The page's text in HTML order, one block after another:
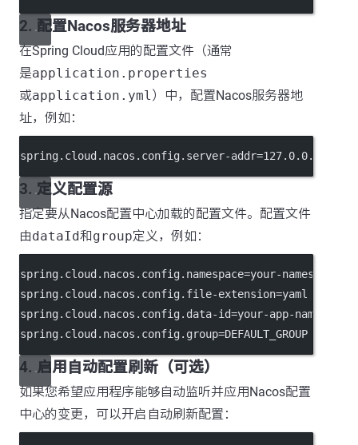
2. 配置Nacos服务器地址
在Spring Cloud应用的配置文件（通常
是application.properties
或application.yml）中，配置Nacos服务器地
址，例如：
spring.cloud.nacos.config.server-addr=127.0.0.1:8848
3. 定义配置源
指定要从Nacos配置中心加载的配置文件。配置文件
由dataId和group定义，例如：
spring.cloud.nacos.config.namespace=your-namespace-id
spring.cloud.nacos.config.file-extension=yaml
spring.cloud.nacos.config.data-id=your-app-name
spring.cloud.nacos.config.group=DEFAULT_GROUP
4. 启用自动配置刷新（可选）
如果您希望应用程序能够自动监听并应用Nacos配置
中心的变更，可以开启自动刷新配置：